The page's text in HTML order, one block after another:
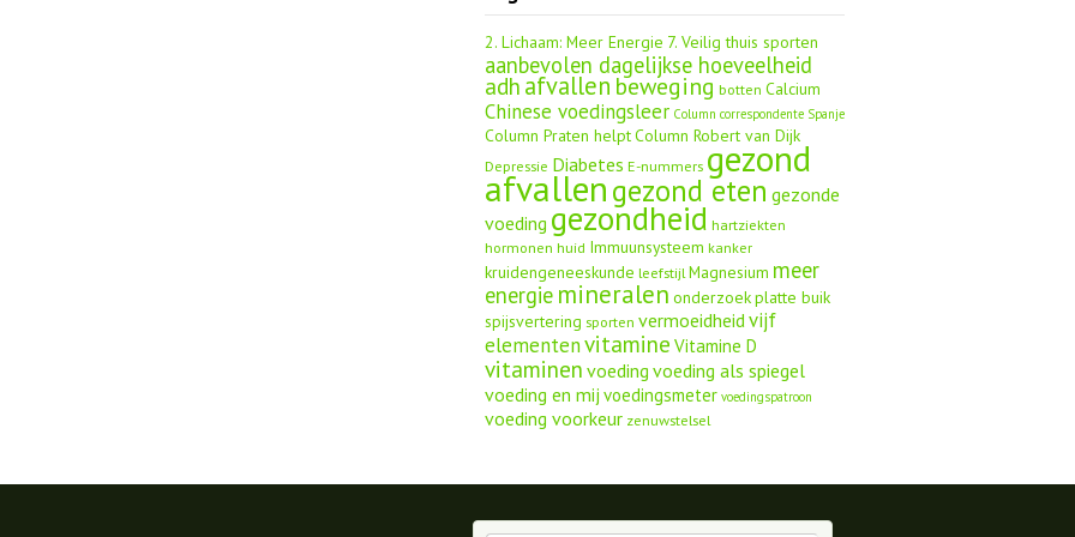
2. Lichaam: Meer Energie 7. Veilig thuis sporten
aanbevolen dagelijkse hoeveelheid
adh afvallen beweging botten Calcium
Chinese voedingsleer Column correspondente Spanje
Column Praten helptColumn Robert van Dijk
Depressie Diabetes E-nummers gezond
afvallengezond eten gezonde
voeding gezondheid hartziekten
hormonen huid Immuunsysteem kanker
kruidengeneeskunde leefstijl Magnesium meer
energie mineralen onderzoekplatte buik
spijsvertering sporten vermoeidheid vijf
elementenvitamine Vitamine D
vitaminen voeding voeding als spiegel
voeding en mij voedingsmeter voedingspatroon
voeding voorkeur zenuwstelsel